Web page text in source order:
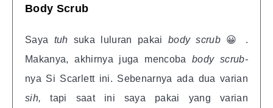
Body Scrub
Saya tuh suka luluran pakai body scrub 😀 .
Makanya, akhirnya juga mencobabody scrub-
nya Si Scarlett ini. Sebenarnya ada dua varian
sih, tapi saat ini saya pakai yang varian